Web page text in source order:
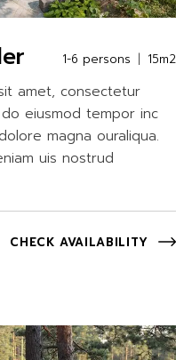
1-6 persons 15m2
amet, consectetur
eiusmod tempor inc
magna ouraliqua.
uis nostrud
CHECK AVAILABILITY